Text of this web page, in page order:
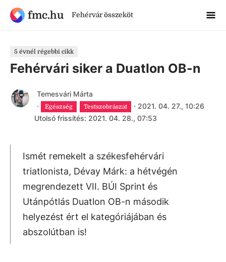
fmc.hu Fehérvár összeköt
5 évnél régebbi cikk
Fehérvári siker a Duatlon OB-n
Temesvári Márta
·
Egészség Testszobrászat · 2021. 04. 27., 10:26
Utolsó frissítés: 2021. 04. 28., 07:53
Ismét remekelt a székesfehérvári
triatlonista, Dévay Márk: a hétvégén
megrendezett VII. BÚI Sprint és
Utánpótlás Duatlon OB-n második
helyezést ért el kategóriájában és
abszolútban is!